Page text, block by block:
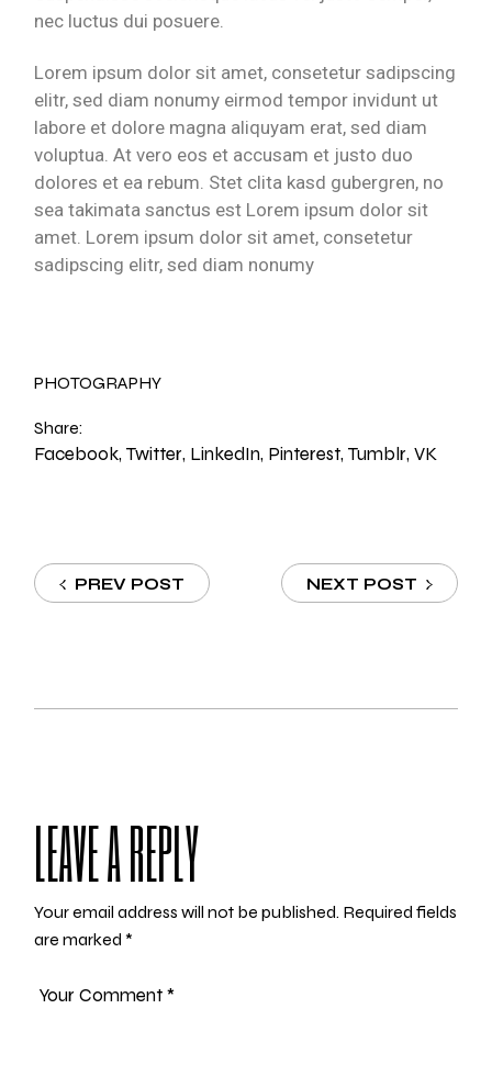
nec luctus dui posuere.
Lorem ipsum dolor sit amet, consetetur sadipscing
elitr, sed diam nonumy eirmod tempor invidunt ut
labore et dolore magna aliquyam erat, sed diam
voluptua. At vero eos et accusam et justo duo
dolores et ea rebum. Stet clita kasd gubergren, no
sea takimata sanctus est Lorem ipsum dolor sit
amet. Lorem ipsum dolor sit amet, consetetur
sadipscing elitr, sed diam nonumy
PHOTOGRAPHY
Share:
Facebook Twitter LinkedIn Pinterest Tumblr VK
PREV POST NEXT POST
LEAVE A REPLY
Your email address will not be published. Required fields
are marked*